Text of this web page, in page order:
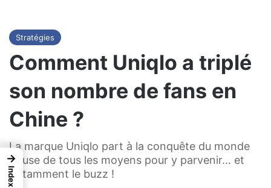
Stratégies
Comment Uniqlo a triplé
son nombre de fans en
Chine ?
La marque Uniqlo part à la conquête du monde
et use de tous les moyens pour y parvenir... et
notamment le buzz !
→
Index